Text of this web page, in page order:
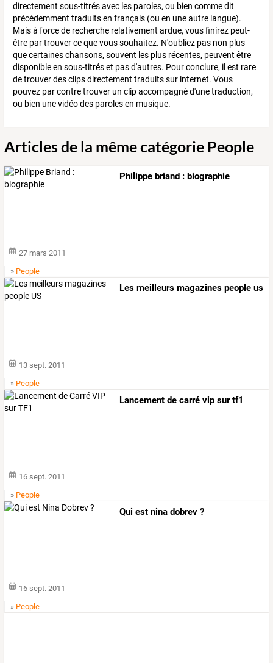
directement sous-titrés avec les paroles, ou bien comme dit
précédemment traduits en français (ou en une autre langue).
Mais à force de recherche relativement ardue, vous finirez peut-
être par trouver ce que vous souhaitez. N'oubliez pas non plus
que certaines chansons, souvent les plus récentes, peuvent être
disponible en sous-titrés et pas d'autres. Pour conclure, il est rare
de trouver des clips directement traduits sur internet. Vous
pouvez par contre trouver un clip accompagné d'une traduction,
ou bien une vidéo des paroles en musique.
Articles de la même catégorie People
Philippe briand : biographie
27 mars 2011
» People
Les meilleurs magazines people us
13 sept. 2011
» People
Lancement de carré vip sur tf1
16 sept. 2011
» People
Qui est nina dobrev ?
16 sept. 2011
» People